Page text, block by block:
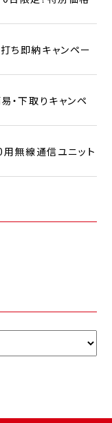
ち即納キャンペー
・下取りキャンペ
無線通信ユニット